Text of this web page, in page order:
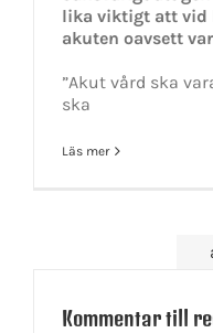
lika viktigt att vid
akuten oavsett
”Akut vård ska
ska
Läs mer
Kommentar till